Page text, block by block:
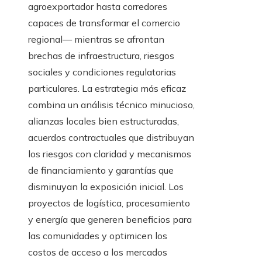
agroexportador hasta corredores
capaces de transformar el comercio
regional— mientras se afrontan
brechas de infraestructura, riesgos
sociales y condiciones regulatorias
particulares. La estrategia más eficaz
combina un análisis técnico minucioso,
alianzas locales bien estructuradas,
acuerdos contractuales que distribuyan
los riesgos con claridad y mecanismos
de financiamiento y garantías que
disminuyan la exposición inicial. Los
proyectos de logística, procesamiento
y energía que generen beneficios para
las comunidades y optimicen los
costos de acceso a los mercados